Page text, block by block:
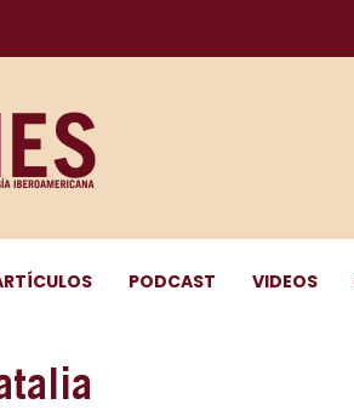
PODCAST VIDEOS